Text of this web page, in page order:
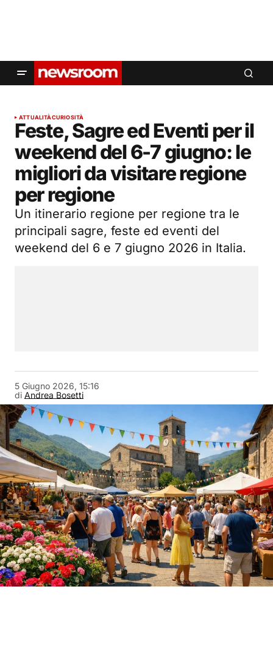
ATTUALITÀCURIOSITÀ
Feste, Sagre ed Eventi per il
weekend del 6-7 giugno: le
migliori da visitare regione
per regione
Un itinerario regione per regione tra le
principali sagre, feste ed eventi del
weekend del 6 e 7 giugno 2026 in Italia.
di Andrea Bosetti
5 Giugno 2026, 15:16